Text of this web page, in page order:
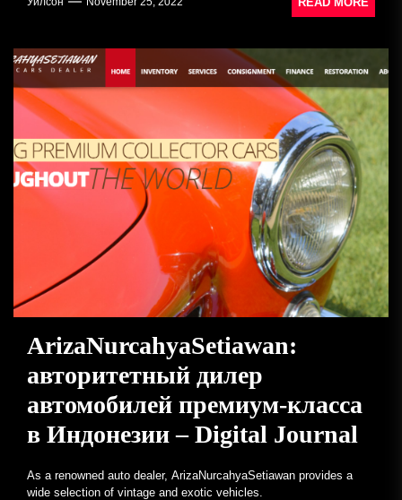
ArizaNurcahyaSetiawan:
авторитетный дилер
автомобилей премиум-класса
в Индонезии – Digital Journal
As a renowned auto dealer, ArizaNurcahyaSetiawan provides a
wide selection of vintage and exotic vehicles.